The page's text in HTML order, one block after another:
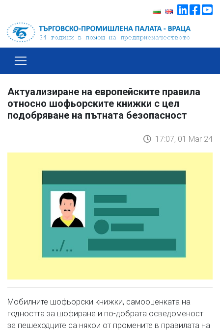
Aктуализиране на европейските правила
относно шофьорските книжки с цел
подобряване на пътната безопасност
17:07, 01 Mar 24
Мобилните шофьорски книжки, самооценката на
годността за шофиране и по-добрата осведоменост
за пешеходците са някои от промените в правилата на